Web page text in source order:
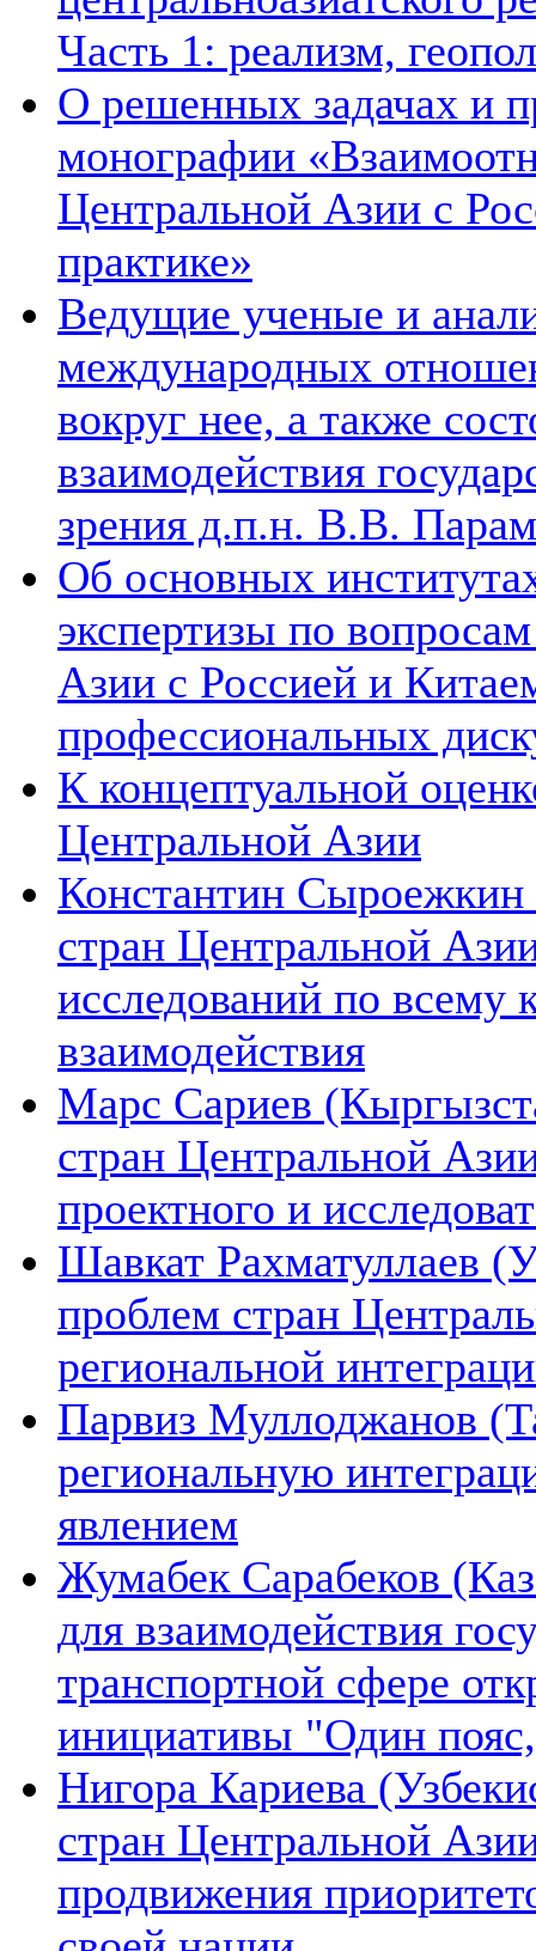
Часть 1: реализм,
О решенных задачах и
монографии
Центральной Азии с
практике»
Ведущие ученые и
международных
вокруг нее, а также
взаимодействия
зрения д.п.н. В.В.
Об основных
экспертизы по
Азии с Россией и
профессиональных
К концептуальной
Центральной Азии
Константин Сыроежкин
стран Центральной
исследований по всему
взаимодействия
Марс Сариев
стран Центральной
проектного и
Шавкат Рахматуллаев
проблем стран
региональной
Парвиз Муллоджанов
региональную
явлением
Жумабек Сарабеков
для взаимодействия
транспортной сфере
инициативы "Один
Нигора Кариева
стран Центральной
продвижения